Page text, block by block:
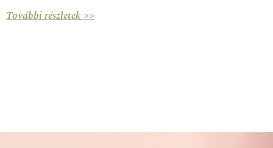
További részletek >>